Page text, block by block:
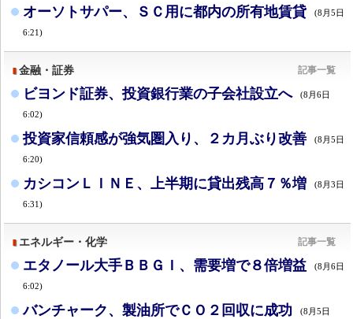
オーソトサパー、ＳＣ用に都内の所有地賃貸 (8月5日
6:21)
金融・証券 記事一覧
ビヨンド証券、投資銀行業の子会社設立へ (8月6日
6:02)
投資家信頼感が強気圏入り、２カ月ぶり改善 (8月5日
6:20)
カシコンＬＩＮＥ、上半期に貸出残高７％増 (8月3日
6:31)
エネルギー・化学 記事一覧
エタノール大手ＢＢＧＩ、需要増で８倍増益 (8月6日
6:02)
バンチャーク、製油所でＣＯ２回収に成功 (8月5日